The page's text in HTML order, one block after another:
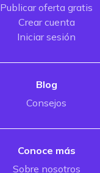
Publicar oferta gratis
Crear cuenta
Iniciar sesión
Blog
Consejos
Conoce más
Sobre nosotros